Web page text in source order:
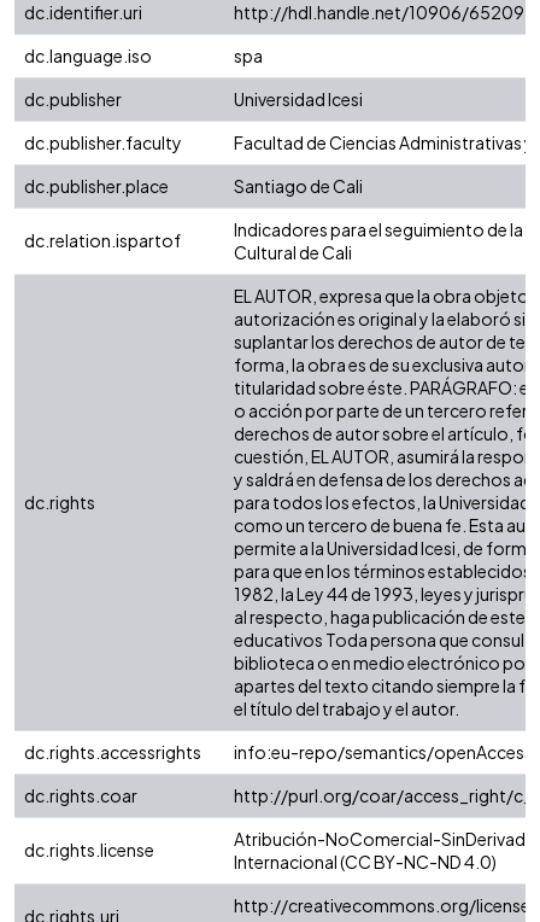
dc.identifier.uri
http://hdl.handle.net/10906/65209
dc.language.iso
spa
dc.publisher
Universidad Icesi
dc.publisher.faculty
Facultad de Ciencias Administrativas
dc.publisher.place
Santiago de Cali
dc.relation.ispartof
Indicadores para el seguimiento de la
Cultural de Cali
dc.rights
EL AUTOR, expresa que la obra objeto
autorización es original y la elaboró
suplantar los derechos de autor de
forma, la obra es de su exclusiva
titularidad sobre éste. PARÁGRAFO:
o acción por parte de un tercero
derechos de autor sobre el artículo,
cuestión, EL AUTOR, asumirá la
y saldrá en defensa de los derechos
para todos los efectos, la Universidad
como un tercero de buena fe. Esta
permite a la Universidad Icesi, de
para que en los términos establecidos
1982, la Ley 44 de 1993, leyes y
al respecto, haga publicación de este
educativos Toda persona que consulte
biblioteca o en medio electrónico
apartes del texto citando siempre la
el título del trabajo y el autor.
dc.rights.accessrights
info:eu-repo/semantics/openAccess
dc.rights.coar
http://purl.org/coar/access_right/
dc.rights.license
Atribución-NoComercial-
Internacional (CC BY-NC-ND 4.0)
dc.rights.uri
http://creativecommons.org/